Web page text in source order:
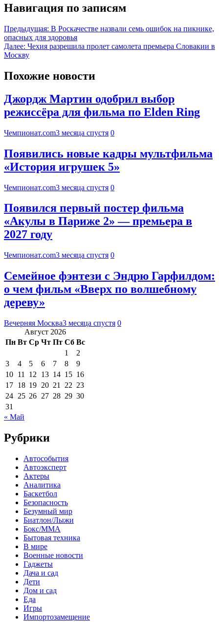
Навигация по записям
Предыдущая: В Роскачестве назвали семь ошибок на пикнике,
опасных для здоровья
Далее: Чехия разрешила пролет самолета премьера Словакии в
Москву
Похожие новости
Джордж Мартин одобрил выбор
режиссёра для фильма по Elden Ring
Чемпионат.com3 месяца спустя 0
Появились новые кадры мультфильма
«История игрушек 5»
Чемпионат.com3 месяца спустя 0
Появился первый постер фильма
«Акулы в Париже 2» — премьера в
2027 году
Чемпионат.com3 месяца спустя 0
Семейное фэнтези с Эндрю Гарфилдом:
о чем фильм «Вверх по волшебному
дереву»
Вечерняя Москва3 месяца спустя 0
Август 2026
Пн Вт Ср Чт Пт Сб Вс
1
2
3
4 5 6 7 8
9
10 11 12 13 14 15 16
17 18 19 20 21 22 23
24 25 26 27 28 29 30
31
« Май
Рубрики
Автособытия
Автоэксперт
Актеры
Аналитика
Баскетбол
Безопасность
Безумный мир
Биатлон/Лыжи
Бокс/MMA
Бытовая техника
В мире
Военные новости
Гаджеты
Дача и сад
Дети
Дом и сад
Еда
Игры
Импортозамещение